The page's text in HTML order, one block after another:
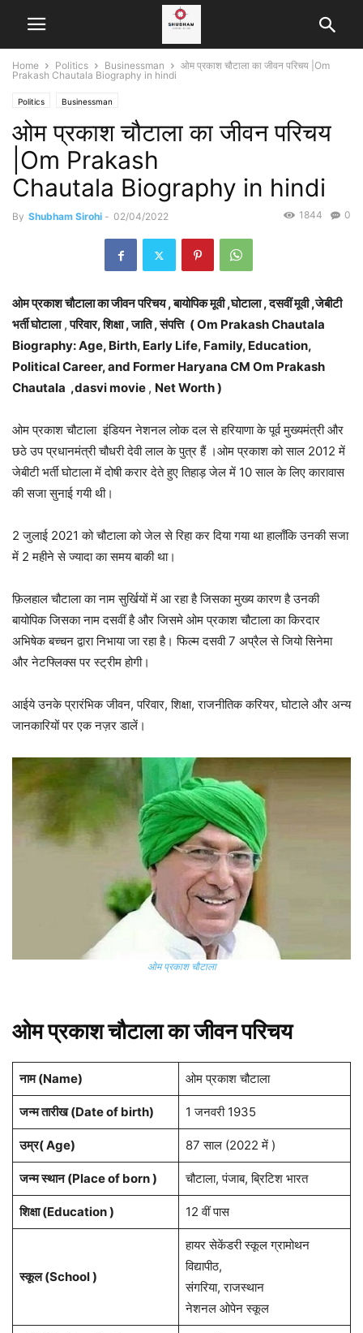
Home Politics Businessman
ओम प्रकाश चौटाला का जीवन परिचय |Om
Prakash Chautala Biography in hindi
Politics Businessman
ओम प्रकाश चौटाला का जीवन परिचय
|Om Prakash
Chautala Biography in hindi
By Shubham Sirohi - 02/04/2022 0
1844
ओम प्रकाश चौटाला का जीवन परिचय , बायोपिक मूवी ,घोटाला , दसवीं मूवी ,जेबीटी
भर्ती घोटाला,परिवार, शिक्षा , जाति , संपत्ति ( Om Prakash Chautala
Biography: Age, Birth, Early Life, Family, Education,
Political Career, and Former Haryana CM Om Prakash
Chautala ,dasvi movie , Net Worth )
ओम प्रकाश चौटाला इंडियन नेशनल लोक दल से हरियाणा के पूर्व मुख्यमंत्री और
छठे उप प्रधानमंत्री चौधरी देवी लाल के पुत्र हैं ।ओम प्रकाश को साल 2012 में
जेबीटी भर्ती घोटाला में दोषी करार देते हुए तिहाड़ जेल में 10 साल के लिए कारावास
की सजा सुनाई गयी थी।
2 जुलाई 2021 को चौटाला को जेल से रिहा कर दिया गया था हालाँकि उनकी सजा
में 2 महीने से ज्यादा का समय बाकी था।
फ़िलहाल चौटाला का नाम सुर्खियों में आ रहा है जिसका मुख्य कारण है उनकी
बायोपिक जिसका नाम दसवीं है और जिसमे ओम प्रकाश चौटाला का किरदार
अभिषेक बच्चन द्वारा निभाया जा रहा है। फिल्म दसवी 7 अप्रैल से जियो सिनेमा
और नेटफ्लिक्स पर स्ट्रीम होगी।
आईये उनके प्रारंभिक जीवन, परिवार, शिक्षा, राजनीतिक करियर, घोटाले और अन्य
जानकारियों पर एक नज़र डालें।
ओम प्रकाश चौटाला
ओम प्रकाश चौटाला का जीवन परिचय
नाम (Name) ओम प्रकाश चौटाला
जन्म तारीख (Date of birth) 1 जनवरी 1935
उम्र( Age) 87 साल (2022 में )
जन्म स्थान (Place of born ) चौटाला, पंजाब, ब्रिटिश भारत
शिक्षा (Education ) 12 वीं पास
स्कूल (School )
हायर सेकेंडरी स्कूल ग्रामोथन
विद्यापीठ,
संगरिया, राजस्थान
नेशनल ओपेन स्कूल